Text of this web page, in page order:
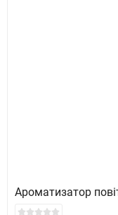
Ароматизатор